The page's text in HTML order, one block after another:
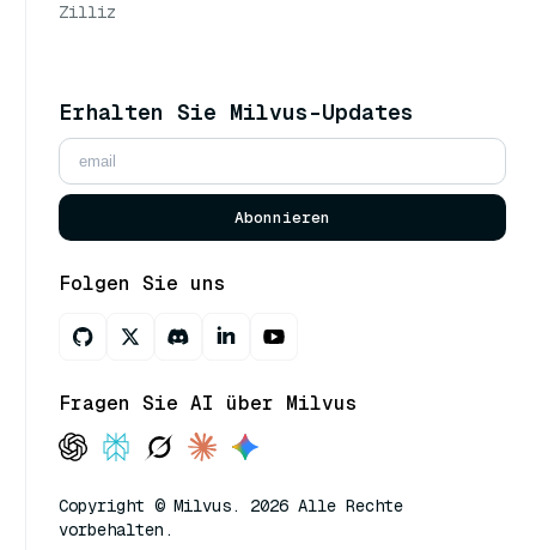
Zilliz
Erhalten Sie Milvus-Updates
Abonnieren
Folgen Sie uns
Fragen Sie AI über Milvus
Copyright © Milvus. 2026 Alle Rechte
vorbehalten.